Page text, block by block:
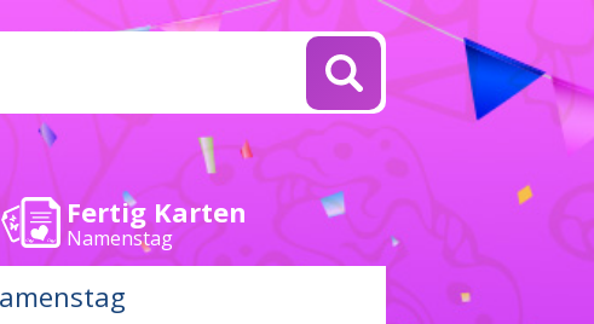
Fertig Karten
Namenstag